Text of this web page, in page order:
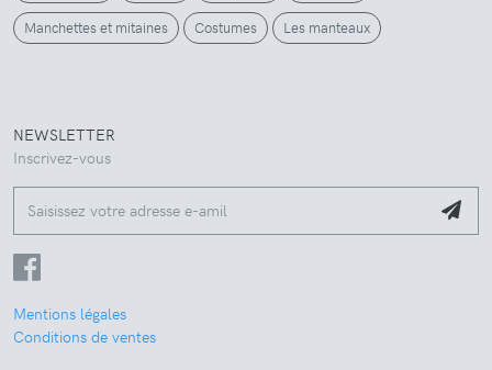
Manchettes et mitaines Costumes Les manteaux
NEWSLETTER
Inscrivez-vous
Mentions légales
Conditions de ventes